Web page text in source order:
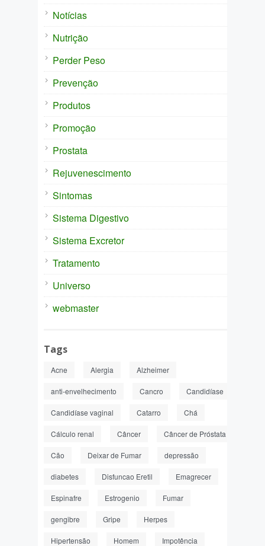
Notícias
Nutrição
Perder Peso
Prevenção
Produtos
Promoção
Prostata
Rejuvenescimento
Sintomas
Sistema Digestivo
Sistema Excretor
Tratamento
Universo
webmaster
Tags
Acne Alergia Alzheimer
anti-envelhecimento Cancro Candidíase
Candidíase vaginal Catarro Chá
Cálculo renal Câncer Câncer de Próstata
Cão Deixar de Fumar depressão
diabetes Disfuncao Eretil Emagrecer
Espinafre Estrogenio Fumar
gengibre Gripe Herpes
Hipertensão Homem Impotência